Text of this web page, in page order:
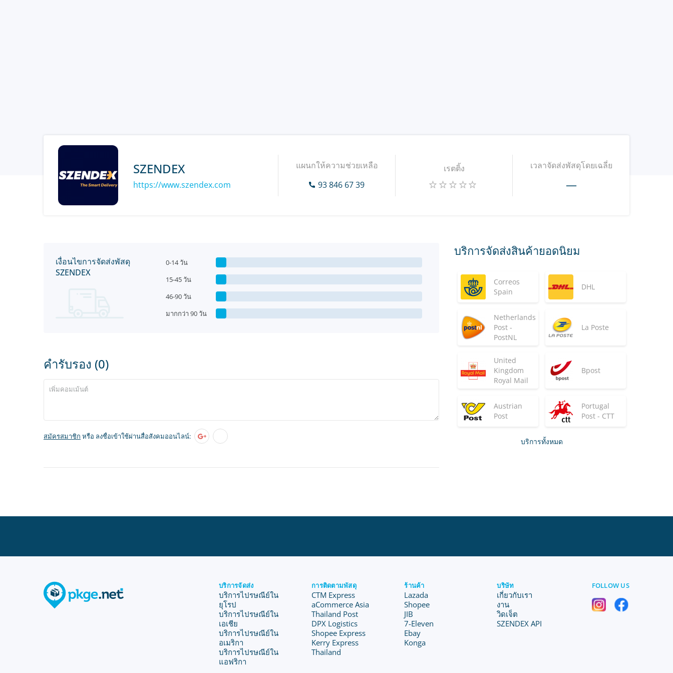
SZENDEX
https://www.szendex.com
แผนกให้ความช่วยเหลือ
93 846 67 39
เรตติ้ง เวลาจัดส่งพัสดุโดยเฉลี่ย
—
เงื่อนไขการจัดส่งพัสดุ
SZENDEX
0-14 วัน
15-45 วัน
46-90 วัน
มากกว่า 90 วัน
คำรับรอง (0)
สมัครสมาชิก หรือ ลงชื่อเข้าใช้ผ่านสื่อสังคมออนไลน์:
บริการจัดส่งสินค้ายอดนิยม
Correos
Spain
DHL
Netherlands
Post -
PostNL
La Poste
United
Kingdom
Royal Mail
Bpost
Austrian
Post
Portugal
Post - CTT
บริการทั้งหมด
บริการจัดส่ง
บริการไปรษณีย์ใน
ยุโรป
บริการไปรษณีย์ใน
เอเชีย
บริการไปรษณีย์ใน
อเมริกา
บริการไปรษณีย์ใน
แอฟริกา
การติดตามพัสดุ
CTM Express
aCommerce Asia
Thailand Post
DPX Logistics
Shopee Express
Kerry Express
Thailand
ร้านค้า
Lazada
Shopee
JIB
7-Eleven
Ebay
Konga
บริษัท
เกี่ยวกับเรา
งาน
วิดเจ็ต
SZENDEX API
FOLLOW US